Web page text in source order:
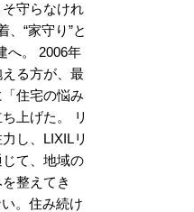
守らなけれ
、“家守り”と
へ。 2006年
る方が、最
住宅の悩み
上げた。 リ
し、LIXILリ
て、地域の
整えてき
。住み続け